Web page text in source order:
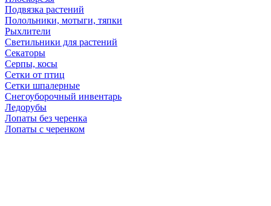
Подвязка растений
Полольники, мотыги, тяпки
Рыхлители
Светильники для растений
Секаторы
Серпы, косы
Сетки от птиц
Сетки шпалерные
Снегоуборочный инвентарь
Ледорубы
Лопаты без черенка
Лопаты с черенком